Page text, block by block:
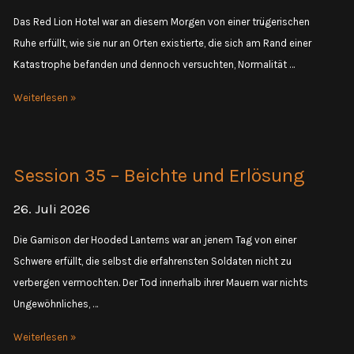
Das Red Lion Hotel war an diesem Morgen von einer trügerischen
Ruhe erfüllt, wie sie nur an Orten existierte, die sich am Rand einer
Katastrophe befanden und dennoch versuchten, Normalität …
Session
Kings
Weiterlesen »
Session 35 – Beichte und Erlösung
26. Juli 2026
Die Garnison der Hooded Lanterns war an jenem Tag von einer
Schwere erfüllt, die selbst die erfahrensten Soldaten nicht zu
verbergen vermochten. Der Tod innerhalb ihrer Mauern war nichts
Ungewöhnliches, …
Session
Weiterlesen »